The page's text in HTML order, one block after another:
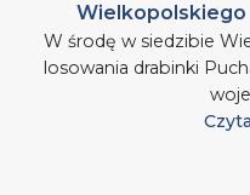
Wielkopolskiego
W środę w siedzibie
losowania drabinki